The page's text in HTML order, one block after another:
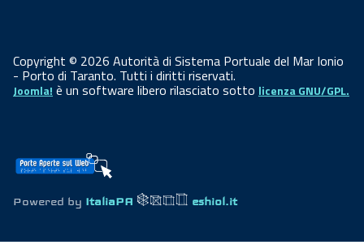
Copyright © 2026 Autorità di Sistema Portuale del Mar Ionio
- Porto di Taranto. Tutti i diritti riservati.
Joomla! è un software libero rilasciato sotto licenza GNU/GPL.
Powered by ItaliaPA eshiol.it